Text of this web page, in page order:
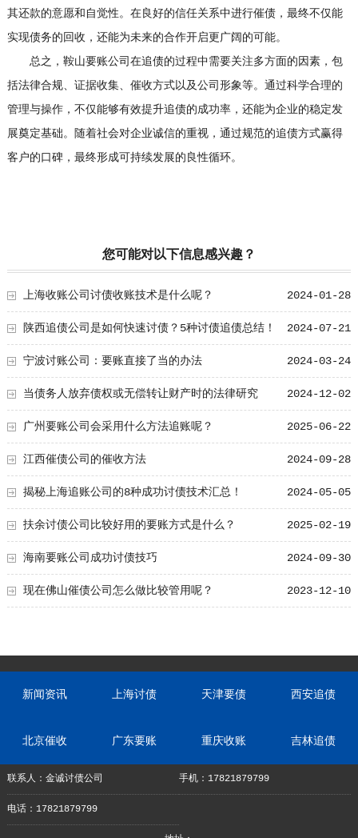
其还款的意愿和自觉性。在良好的信任关系中进行催债，最终不仅能
实现债务的回收，还能为未来的合作开启更广阔的可能。
总之，鞍山要账公司在追债的过程中需要关注多方面的因素，包
括法律合规、证据收集、催收方式以及公司形象等。通过科学合理的
管理与操作，不仅能够有效提升追债的成功率，还能为企业的稳定发
展奠定基础。随着社会对企业诚信的重视，通过规范的追债方式赢得
客户的口碑，最终形成可持续发展的良性循环。
您可能对以下信息感兴趣？
2024-01-28
上海收账公司讨债收账技术是什么呢？
2024-07-21
陕西追债公司是如何快速讨债？5种讨债追债总结！
2024-03-24
宁波讨账公司：要账直接了当的办法
2024-12-02
当债务人放弃债权或无偿转让财产时的法律研究
2025-06-22
广州要账公司会采用什么方法追账呢？
2024-09-28
江西催债公司的催收方法
2024-05-05
揭秘上海追账公司的8种成功讨债技术汇总！
2025-02-19
扶余讨债公司比较好用的要账方式是什么？
2024-09-30
海南要账公司成功讨债技巧
2023-12-10
现在佛山催债公司怎么做比较管用呢？
新闻资讯 上海讨债 天津要债 西安追债
北京催收 广东要账 重庆收账 吉林追债
联系人：金诚讨债公司 手机：17821879799
电话：17821879799